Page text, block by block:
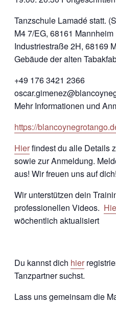
Tanzschule Lamadé statt.
M4 7/EG, 68161 Mannheim
Industriestraße 2H, 68169
Gebäude der alten
+49 176 3421 2366
Mehr Informationen und
https://
Hierfindest du alle Details
sowie zur Anmeldung.
aus! Wir freuen uns auf dich!
Wir unterstützen dein
professionellen Videos.
wöchentlich aktualisiert
Du kannst dich hier
Tanzpartner suchst.
Lass uns gemeinsam die